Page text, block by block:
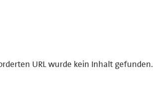
URL wurde kein Inhalt gefunden.